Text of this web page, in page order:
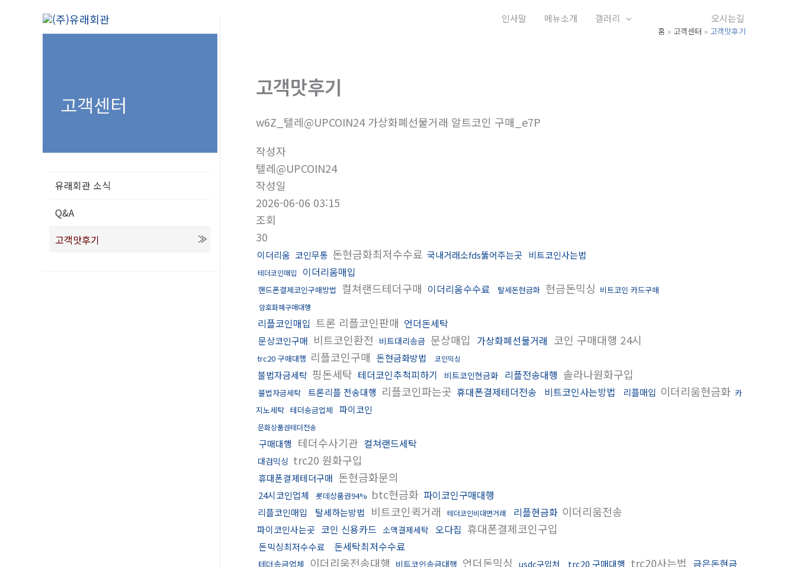
인사말 메뉴소개 갤러리 오시는길
고객센터
유래회관 소식
Q&A
고객맛후기
홈 고객센터 고객맛후기
고객맛후기
w6Z_텔레@UPCOIN24 가상화폐선물거래 알트코인 구매_e7P
작성자
텔레@UPCOIN24
작성일
2026-06-06 03:15
조회
30
이더리움 코인무통 돈현금화최저수수료 국내거래소fds뚫어주는곳 비트코인사는법
테더코인매입 이더리움매입
핸드폰결제코인구매방법 컬쳐랜드테더구매 이더리움수수료 탈세돈현금화 현금돈믹싱 비트코인 카드구매
암호화폐구매대행
리플코인매입 트론 리플코인판매 언더돈세탁
문상코인구매 비트코인환전 비트대리송금 문상매입 가상화폐선물거래 코인 구매대행 24시
trc20 구매대행 리플코인구매 돈현금화방법 코인믹싱
불법자금세탁 핑돈세탁 테더코인추척피하기 비트코인현금화 리플전송대행 솔라나원화구입
불법자금세탁 트론리플 전송대행 리플코인파는곳 휴대폰결제테더전송 비트코인사는방법 리플매입 이더리움현금화 카
지노세탁 테더송금업체 파이코인
문화상품권테더전송
구매대행 테더수사기관 컬쳐랜드세탁
대검믹싱 trc20 원화구입
휴대폰결제테더구매 돈현금화문의
24시코인업체 롯데상품권94% btc현금화 파이코인구매대행
리플코인매입 탈세하는방법 비트코인퀵거래 테더코인비대면거래 리플현금화 이더리움전송
파이코인사는곳 코인 신용카드 소액결제세탁 오다집 휴대폰결제코인구입
돈믹싱최저수수료 돈세탁최저수수료
테더송금업체 이더리움전송대행 비트코인송금대행 언더돈믹싱 usdc구입처 trc20 구매대행 trc20사는법 금은돈현금